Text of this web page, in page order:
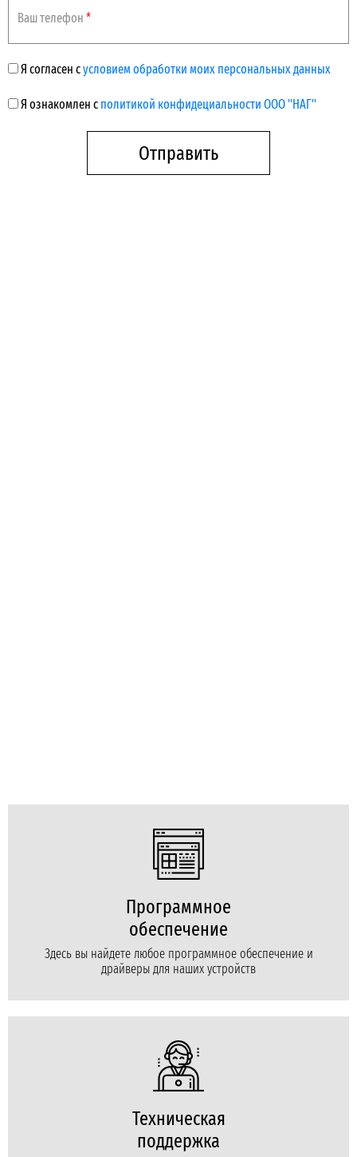
Ваш телефон *
Я согласен сусловием обработки моих персональных данных
Я ознакомлен с политикой конфидециальности ООО "НАГ"
Отправить
Программное
обеспечение
Здесь вы найдете любое программное обеспечение и
драйверы для наших устройств
Техническая
поддержка